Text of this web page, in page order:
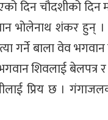
चौदशीको दिन
भोलेनाथ शंकर हुन् ।
गर्ने बाला वेव
शिवलाई बेलपत्र
प्रिय छ ।